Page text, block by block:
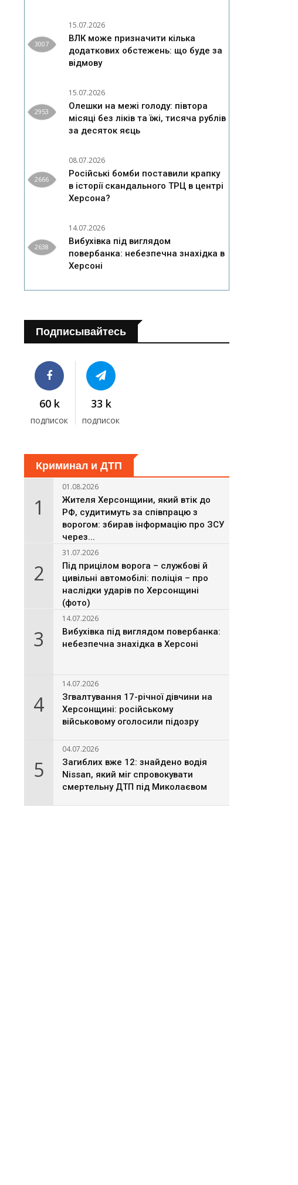
3007
15.07.2026
ВЛК може призначити кілька
додаткових обстежень: що буде за
відмову
2953
15.07.2026
Олешки на межі голоду: півтора
місяці без ліків та їжі, тисяча рублів
за десяток яєць
2666
08.07.2026
Російські бомби поставили крапку
в історії скандального ТРЦ в центрі
Херсона?
2638
14.07.2026
Вибухівка під виглядом
повербанка: небезпечна знахідка в
Херсоні
Подписывайтесь
60 k
подписок
33 k
подписок
Криминал и ДТП
1
01.08.2026
Жителя Херсонщини, який втік до
РФ, судитимуть за співпрацю з
ворогом: збирав інформацію про ЗСУ
через...
2
31.07.2026
Під прицілом ворога – службові й
цивільні автомобілі: поліція – про
наслідки ударів по Херсонщині
(фото)
3
14.07.2026
Вибухівка під виглядом повербанка:
небезпечна знахідка в Херсоні
4
14.07.2026
Згвалтування 17-річної дівчини на
Херсонщині: російському
військовому оголосили підозру
5
04.07.2026
Загиблих вже 12: знайдено водія
Nissan, який міг спровокувати
смертельну ДТП під Миколаєвом